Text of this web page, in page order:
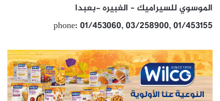
الموسوي للسيراميك – الغبيره -بعبدا
phone: 01/453060, 03/258900, 01/453155